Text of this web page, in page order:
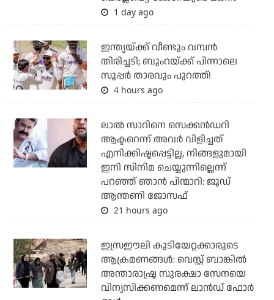
1 day ago
ഇന്ത്യയ്ക്ക് വീണ്ടും വമ്പന്‍
തിരിച്ചടി; ബുംറയ്ക്ക് പിന്നാലെ
സൂപ്പര്‍ താരവും പുറത്ത്!
4 hours ago
ലാല്‍ സാറിനെ സെക്കന്‍ഡറി
ആക്ടറെന്ന് അവര്‍ വിളിച്ചത്
എനിക്കിഷ്ടപ്പെട്ടില്ല, നിങ്ങളുമായി
ഇനി സിനിമ ചെയ്യുന്നില്ലെന്ന്
പറഞ്ഞ് ഞാന്‍ പിന്മാറി: ജൂഡ്
ആന്തണി ജോസഫ്
21 hours ago
ഇസ്രഈലി കുടിയേറ്റക്കാരുടെ
ആക്രമണങ്ങള്‍: വെസ്റ്റ് ബാങ്കില്‍
അന്താരാഷ്ട്ര സുരക്ഷാ സേനയെ
വിന്യസിക്കണമെന്ന് ലാന്‍ഡ് ഫോര്‍